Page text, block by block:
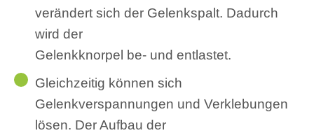
verändert sich der Gelenkspalt. Dadurch
wird der
Gelenkknorpel be- und entlastet.
Gleichzeitig können sich
Gelenkverspannungen und Verklebungen
lösen. Der Aufbau der